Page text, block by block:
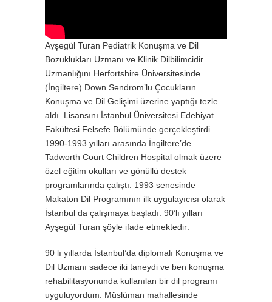
Ayşegül Turan Pediatrik Konuşma ve Dil
Bozuklukları Uzmanı ve Klinik Dilbilimcidir.
Uzmanlığını Herfortshire Üniversitesinde
(İngiltere) Down Sendrom’lu Çocukların
Konuşma ve Dil Gelişimi üzerine yaptığı tezle
aldı. Lisansını İstanbul Üniversitesi Edebiyat
Fakültesi Felsefe Bölümünde gerçekleştirdi.
1990-1993 yılları arasında İngiltere’de
Tadworth Court Children Hospital olmak üzere
özel eğitim okulları ve gönüllü destek
programlarında çalıştı. 1993 senesinde
Makaton Dil Programının ilk uygulayıcısı olarak
İstanbul da çalışmaya başladı. 90’lı yılları
Ayşegül Turan şöyle ifade etmektedir:
90 lı yıllarda İstanbul’da diplomalı Konuşma ve
Dil Uzmanı sadece iki taneydi ve ben konuşma
rehabilitasyonunda kullanılan bir dil programı
uyguluyordum. Müslüman mahallesinde